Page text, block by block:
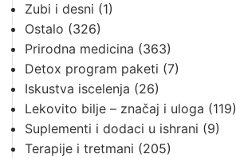
Zubi i desni (1)
Ostalo (326)
Prirodna medicina (363)
Detox program paketi (7)
Iskustva iscelenja (26)
Lekovito bilje – značaj i uloga (119)
Suplementi i dodaci u ishrani (9)
Terapije i tretmani (205)